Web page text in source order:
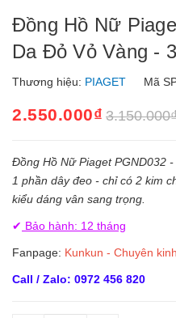
Đồng Hồ Nữ
Da Đỏ Vỏ Vàng -
Thương hiệu: PIAGET Mã
2.550.000₫
Đồng Hồ Nữ Piaget PGND032
1 phần dây đeo - chỉ có 2 kim
kiểu dáng vân sang trọng.
✔ Bảo hành: 12 tháng
Fanpage: Kunkun - Chuyên
Call / Zalo: 0972 456 820